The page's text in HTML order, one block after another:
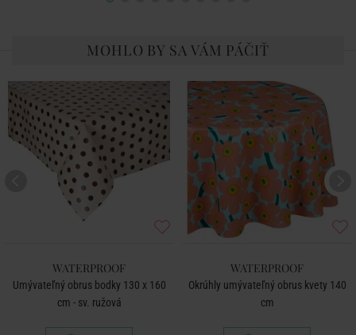
MOHLO BY SA VÁM PÁČIŤ
WATERPROOF
Umývateľný obrus bodky 130 x 160
cm - sv. ružová
WATERPROOF
Okrúhly umývateľný obrus kvety 140
cm